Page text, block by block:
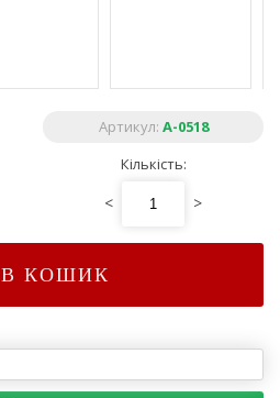
Артикул: A-0518
Кількість:
< >
В КОШИК